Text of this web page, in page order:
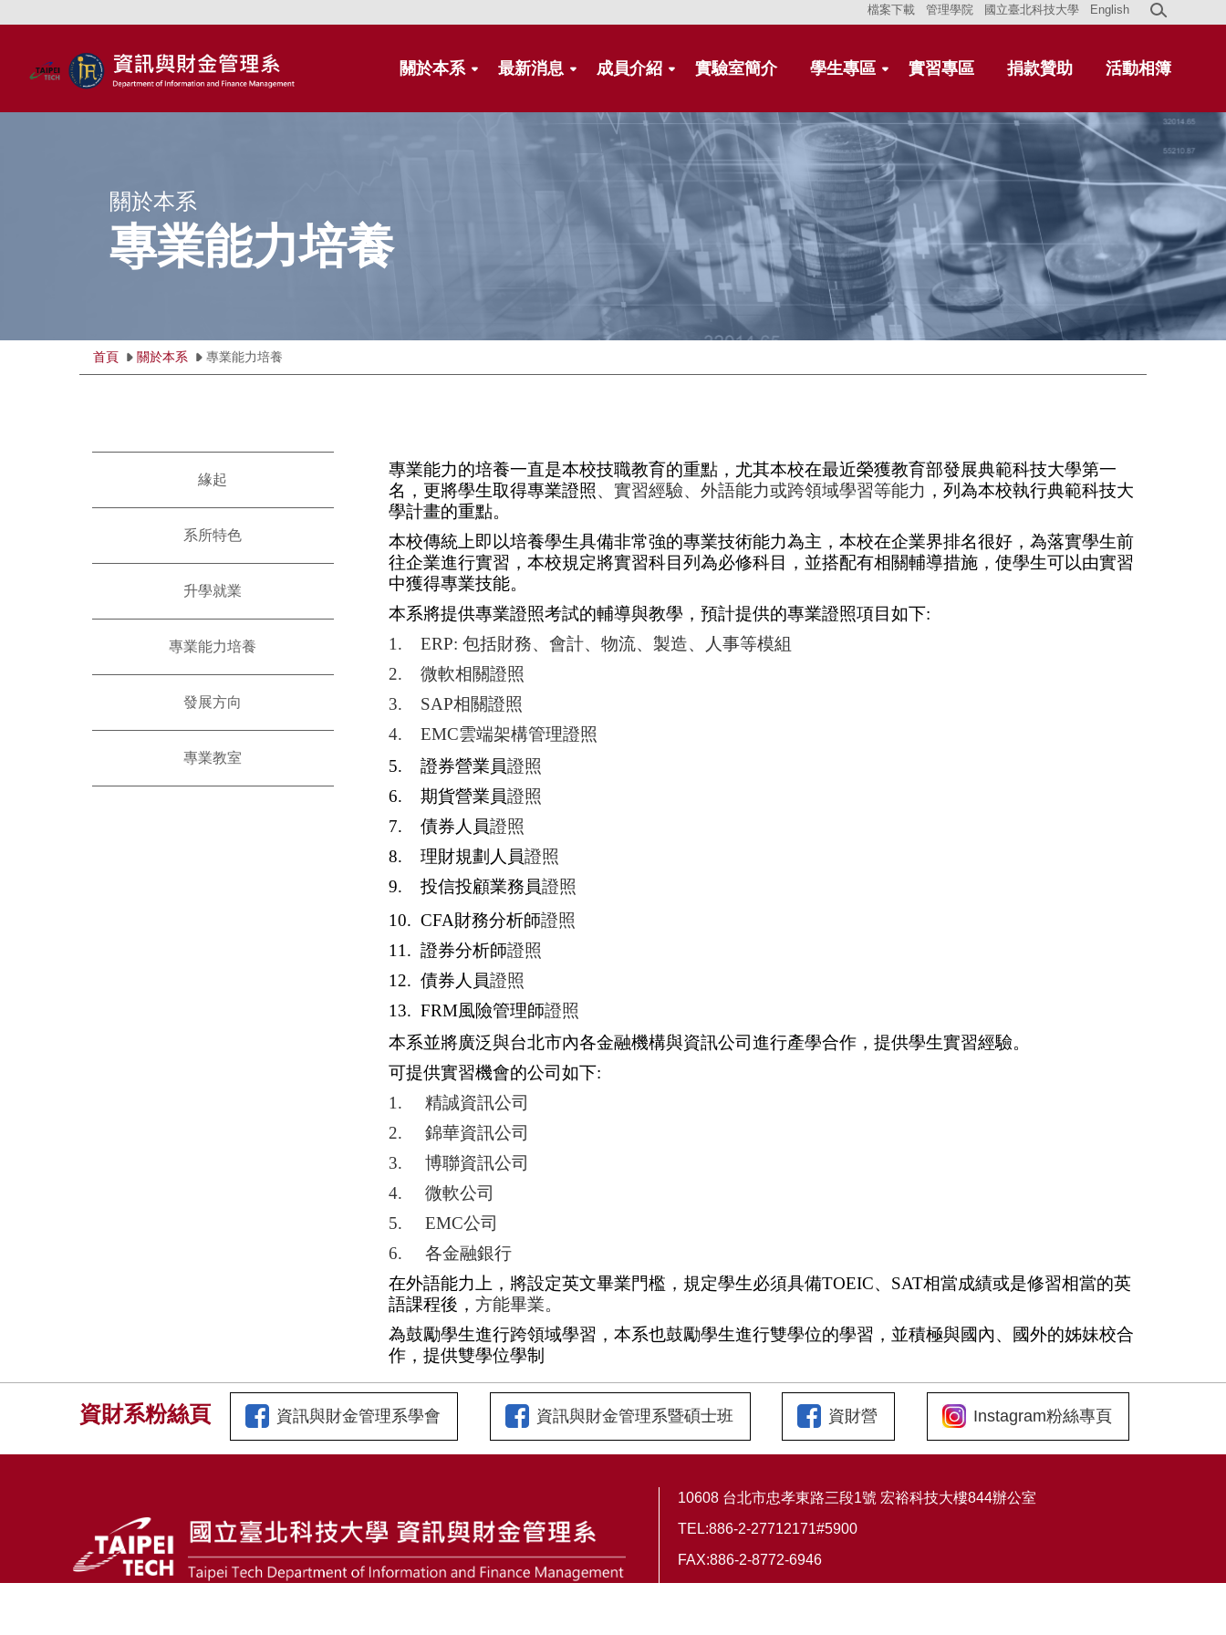
關於本系 最新消息 成員介紹 實驗室簡介 學生專區 實習專區 捐款贊助 活動相簿
檔案下載 管理學院 國立臺北科技大學 English
關於本系
專業能力培養
緣起
系所特色
升學就業
專業能力培養
發展方向
專業教室
首頁 關於本系 專業能力培養
專業能力的培養一直是本校技職教育的重點，尤其本校在最近榮獲教育部發展典範科技大學第一
名 ，更將學生取得專業證照、實習經驗、外語能力或跨領域學習等能力 ，列為本校執行典範科技大
學計畫的重點。
本校傳統上即以培養學生具備非常強的專業技術能力為主 ， 本校在企業界排名很好，為落實學生前
往企業進行實習，本校規定將實習科目列為必修科目，並搭配有相關輔導措施，使學生可以由實習
中獲得專業技能。
本系將提供專業證照考試的輔導與教學，預計提供的專業證照項目如下:
1. ERP: 包括財務、會計、物流、製造、人事等模組
2. 微軟相關證照
3. SAP相關證照
4. EMC雲端架構管理證照
5. 證券營業員證照
6. 期貨營業員證照
7. 債券人員證照
8. 理財規劃人員證照
9. 投信投顧業務員證照
10. CFA財務分析師證照
11. 證券分析師證照
12. 債券人員證照
13. FRM風險管理師證照
本系並將廣泛與台北市內各金融機構與資訊公司進行產學合作，提供學生實習經驗。
可提供實習機會的公司如下:
1. 精誠資訊公司
2. 錦華資訊公司
3. 博聯資訊公司
4. 微軟公司
5. EMC公司
6. 各金融銀行
在外語能力上，將設定英文畢業門檻，規定學生必須具備TOEIC、 SAT相當成績或是修習相當的英
語課程後， 方能畢業。
為鼓勵學生進行跨領域學習，本系也鼓勵學生進行雙學位的學習，並積極與國內、國外的姊妹校合
作，提供雙學位學制
資財系粉絲頁 資訊與財金管理系學會 資訊與財金管理系暨碩士班 資財營 Instagram粉絲專頁
10608 台北市忠孝東路三段1號 宏裕科技大樓844辦公室
TEL:886-2-27712171#5900
FAX:886-2-8772-6946